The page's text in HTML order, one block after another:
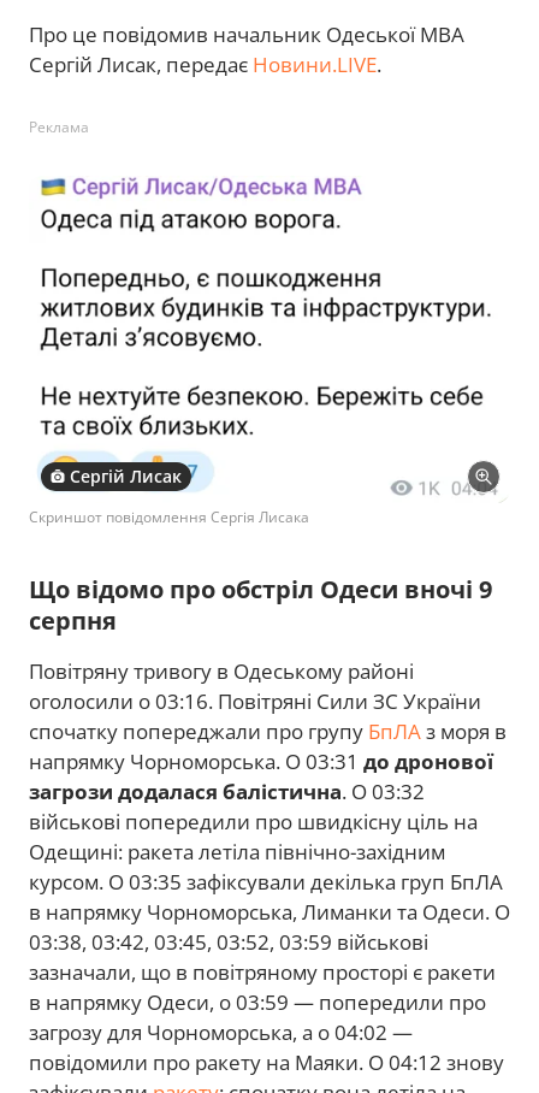
Про це повідомив начальник Одеської МВА
Сергій Лисак, передає Новини.LIVE.
Реклама
Сергій Лисак
Скриншот повідомлення Сергія Лисака
Що відомо про обстріл Одеси вночі 9
серпня
Повітряну тривогу в Одеському районі
оголосили о 03:16. Повітряні Сили ЗС України
спочатку попереджали про групу БпЛАз моря в
напрямку Чорноморська. О 03:31 до дронової
загрози додалася балістична. О 03:32
військові попередили про швидкісну ціль на
Одещині: ракета летіла північно-західним
курсом. О 03:35 зафіксували декілька груп БпЛА
в напрямку Чорноморська, Лиманки та Одеси. О
03:38, 03:42, 03:45, 03:52, 03:59 військові
зазначали, що в повітряному просторі є ракети
в напрямку Одеси, о 03:59 — попередили про
загрозу для Чорноморська, а о 04:02 —
повідомили про ракету на Маяки. О 04:12 знову